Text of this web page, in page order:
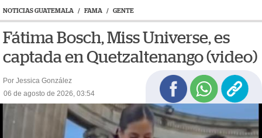
NOTICIAS GUATEMALA / FAMA / GENTE
Fátima Bosch, Miss Universe, es
captada en Quetzaltenango (video)
Por Jessica González
06 de agosto de 2026, 03:54